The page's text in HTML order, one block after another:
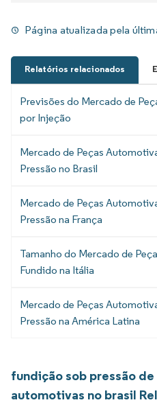
Página atualizada pela
Relatórios relacionados
Previsões do Mercado de
por Injeção
Mercado de Peças
Pressão no Brasil
Mercado de Peças
Pressão na França
Tamanho do Mercado de
Fundido na Itália
Mercado de Peças
Pressão na América Latina
fundição sob pressão
automotivas no brasil